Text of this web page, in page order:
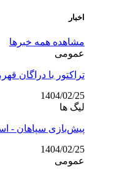
اخبار
مشاهده همه خبرها
عمومی
تراکتور با دراگان
1404/02/25
لیگ ها
پیش‌بازی سپاهان -
1404/02/25
عمومی